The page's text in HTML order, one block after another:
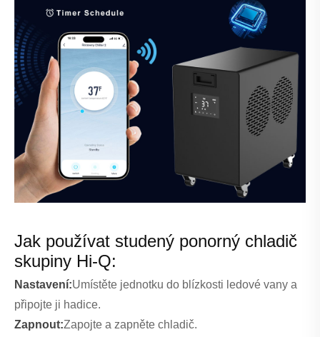
Jak používat studený ponorný chladič
skupiny Hi-Q:
Nastavení:Umístěte jednotku do blízkosti ledové vany a
připojte ji hadice.
Zapnout:Zapojte a zapněte chladič.